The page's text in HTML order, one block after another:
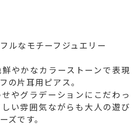
ルなモチーフジュエリー
やかなカラーストーンで表現
の片耳用ピアス。
やグラデーションにこだわっ
い雰囲気ながらも大人の遊び
ズです。